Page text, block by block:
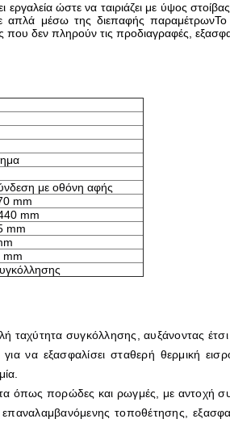
εργαλεία ώστε να ταιριάζει με ύψος
μέσω της διεπαφής παραμέτρωνΤο
δεν πληρούν τις προδιαγραφές,
με οθόνη αφής
mm
mm
mm
mm
ταχύτητα συγκόλλησης, αυξάνοντας
να εξασφαλίσει σταθερή θερμική
όπως πορώδες και ρωγμές, με αντοχή
επαναλαμβανόμενης τοποθέτησης,